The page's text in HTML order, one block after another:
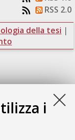
i
RSS 2.0
della tesi |